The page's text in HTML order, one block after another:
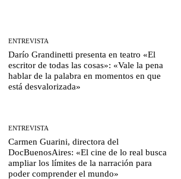
ENTREVISTA
Darío Grandinetti presenta en teatro «El
escritor de todas las cosas»: «Vale la pena
hablar de la palabra en momentos en que
está desvalorizada»
ENTREVISTA
Carmen Guarini, directora del
DocBuenosAires: «El cine de lo real busca
ampliar los límites de la narración para
poder comprender el mundo»